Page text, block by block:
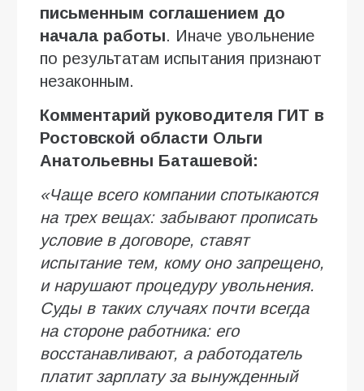
письменным соглашением до
начала работы. Иначе увольнение
по результатам испытания признают
незаконным.
Комментарий руководителя ГИТ в
Ростовской области Ольги
Анатольевны Баташевой:
«Чаще всего компании спотыкаются
на трех вещах: забывают прописать
условие в договоре, ставят
испытание тем, кому оно запрещено,
и нарушают процедуру увольнения.
Суды в таких случаях почти всегда
на стороне работника: его
восстанавливают, а работодатель
платит зарплату за вынужденный